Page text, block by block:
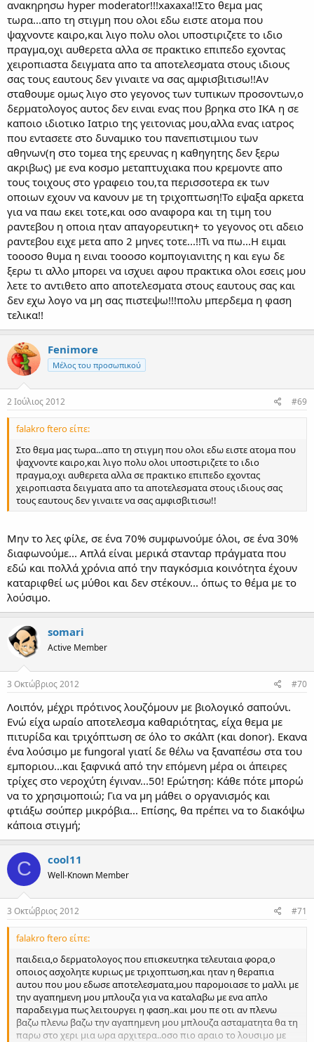
ανακηρησω hyper moderator!!!xaxaxa!!Στο θεμα μας
τωρα...απο τη στιγμη που ολοι εδω ειστε ατομα που
ψαχνοντε καιρο,και λιγο πολυ ολοι υποστιριζετε το ιδιο
πραγμα,οχι αυθερετα αλλα σε πρακτικο επιπεδο εχοντας
χειροπιαστα δειγματα απο τα αποτελεσματα στους ιδιους
σας τους εαυτους δεν γιναιτε να σας αμφισβιτισω!!Αν
σταθουμε ομως λιγο στο γεγονος των τυπικων προσοντων,ο
δερματολογος αυτος δεν ειναι ενας που βρηκα στο ΙΚΑ η σε
καποιο ιδιοτικο Ιατριο της γειτονιας μου,αλλα ενας ιατρος
που εντασετε στο δυναμικο του πανεπιστιμιου των
αθηνων(η στο τομεα της ερευνας η καθηγητης δεν ξερω
ακριβως) με ενα κοσμο μεταπτυχιακα που κρεμοντε απο
τους τοιχους στο γραφειο του,τα περισσοτερα εκ των
οποιων εχουν να κανουν με τη τριχοπτωση!Το εψαξα αρκετα
για να παω εκει τοτε,και οσο αναφορα και τη τιμη του
ραντεβου η οποια ηταν απαγορευτικη+ το γεγονος οτι αδειο
ραντεβου ειχε μετα απο 2 μηνες τοτε...!!Τι να πω...Η ειμαι
τοοοσο θυμα η ειναι τοοοσο κομπογιανιτης η και εγω δε
ξερω τι αλλο μπορει να ισχυει αφου πρακτικα ολοι εσεις μου
λετε το αντιθετο απο αποτελεσματα στους εαυτους σας και
δεν εχω λογο να μη σας πιστεψω!!!πολυ μπερδεμα η φαση
τελικα!!
Fenimore
Μέλος του προσωπικού
2 Ιούλιος 2012 #69
falakro ftero είπε:
Στο θεμα μας τωρα...απο τη στιγμη που ολοι εδω ειστε ατομα που
ψαχνοντε καιρο,και λιγο πολυ ολοι υποστιριζετε το ιδιο
πραγμα,οχι αυθερετα αλλα σε πρακτικο επιπεδο εχοντας
χειροπιαστα δειγματα απο τα αποτελεσματα στους ιδιους σας
τους εαυτους δεν γιναιτε να σας αμφισβιτισω!!
Μην το λες φίλε, σε ένα 70% συμφωνούμε όλοι, σε ένα 30%
διαφωνούμε... Απλά είναι μερικά στανταρ πράγματα που
εδώ και πολλά χρόνια από την παγκόσμια κοινότητα έχουν
καταριφθεί ως μύθοι και δεν στέκουν... όπως το θέμα με το
λούσιμο.
somari
Active Member
3 Οκτώβριος 2012 #70
Λοιπόν, μέχρι πρότινος λουζόμουν με βιολογικό σαπούνι.
Ενώ είχα ωραίο αποτελεσμα καθαριότητας, είχα θεμα με
πιτυρίδα και τριχόπτωση σε όλο το σκάλπ (και donor). Εκανα
ένα λούσιμο με fungoral γιατί δε θέλω να ξαναπέσω στα του
εμποριου...και ξαφνικά από την επόμενη μέρα οι άπειρες
τρίχες στο νεροχύτη έγιναν...50! Ερώτηση: Κάθε πότε μπορώ
να το χρησιμοποιώ; Για να μη μάθει ο οργανισμός και
φτιάξω σούπερ μικρόβια... Επίσης, θα πρέπει να το διακόψω
κάποια στιγμή;
C cool11
Well-Known Member
3 Οκτώβριος 2012 #71
falakro ftero είπε:
παιδεια,ο δερματολογος που επισκευτηκα τελευταια φορα,ο
οποιος ασχολητε κυριως με τριχοπτωση,και ηταν η θεραπια
αυτου που μου εδωσε αποτελεσματα,μου παρομοιασε το μαλλι με
την αγαπημενη μου μπλουζα για να καταλαβω με ενα απλο
παραδειγμα πως λειτουργει η φαση..και μου πε οτι αν πλενω
βαζω πλενω βαζω την αγαπημενη μου μπλουζα ασταματητα θα τη
παρω στο χερι μια ωρα αρχιτερα..οσο πιο αραιο το λουσιμο με